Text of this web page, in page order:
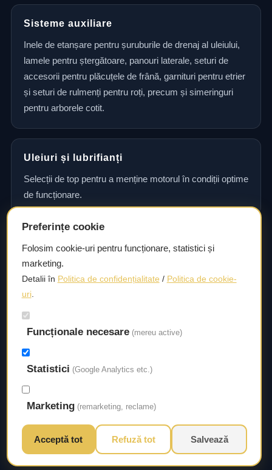
Sisteme auxiliare
Inele de etanșare pentru șuruburile de drenaj al uleiului,
lamele pentru ștergătoare, panouri laterale, seturi de
accesorii pentru plăcuțele de frână, garnituri pentru etrier
și seturi de rulmenți pentru roți, precum și simeringuri
pentru arborele cotit.
Uleiuri și lubrifianți
Selecții de top pentru a menține motorul în condiții optime
de funcționare.
Consultanță și asistență tehnică
Consultanță și asistență tehnică pentru alegerea pieselor
potrivite și efectuarea reparațiilor sau întreținerii corecte.
Livrare rapidă
Asigurăm un timp de livrare scurt, astfel încât să aveți
acces la piesele necesare fără întârzieri.
© 2026 Autorival. Toate drepturile rezervate.
Preferințe cookie
Folosim cookie-uri pentru funcționare, statistici și
marketing.
Detalii în Politica de confidențialitate / Politica de cookie-
uri.
Funcționale necesare (mereu active)
Statistici (Google Analytics etc.)
Marketing (remarketing, reclame)
Acceptă tot Refuză tot Salvează